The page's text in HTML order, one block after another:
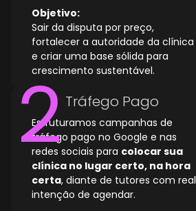
Objetivo:
Sair da disputa por preço,
fortalecer a autoridade da clínica
e criar uma base sólida para
crescimento sustentável.
Tráfego Pago
Estruturamos campanhas de
tráfego pago no Google e nas
redes sociais para colocar sua
clínica no lugar certo, na hora
certa, diante de tutores com real
intenção de agendar.